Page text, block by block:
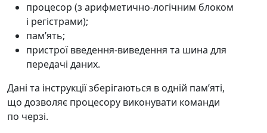
процесор (з арифметично-логічним блоком
і регістрами);
памʼять;
пристрої введення-виведення та шина для
передачі даних.
Дані та інструкції зберігаються в одній памʼяті,
що дозволяє процесору виконувати команди
по черзі.